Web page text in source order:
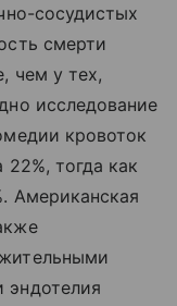
сосудистых
смерти
чем у тех,
исследование
кровоток
тогда как
Американская